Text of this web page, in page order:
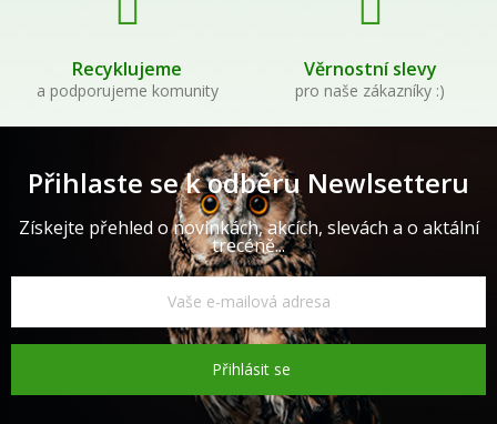
Recyklujeme
a podporujeme komunity
Věrnostní slevy
pro naše zákazníky :)
Přihlaste se k odběru Newlsetteru
Získejte přehled o novinkách, akcích, slevách a o aktální
trecéně...
Přihlásit se